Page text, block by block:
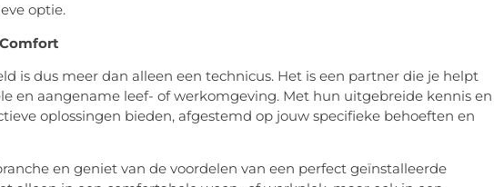
optie.
is dus meer dan alleen een technicus. Het is een partner die je helpt
en aangename leef- of werkomgeving. Met hun uitgebreide kennis en
oplossingen bieden, afgestemd op jouw specifieke behoeften en
en geniet van de voordelen van een perfect geïnstalleerde